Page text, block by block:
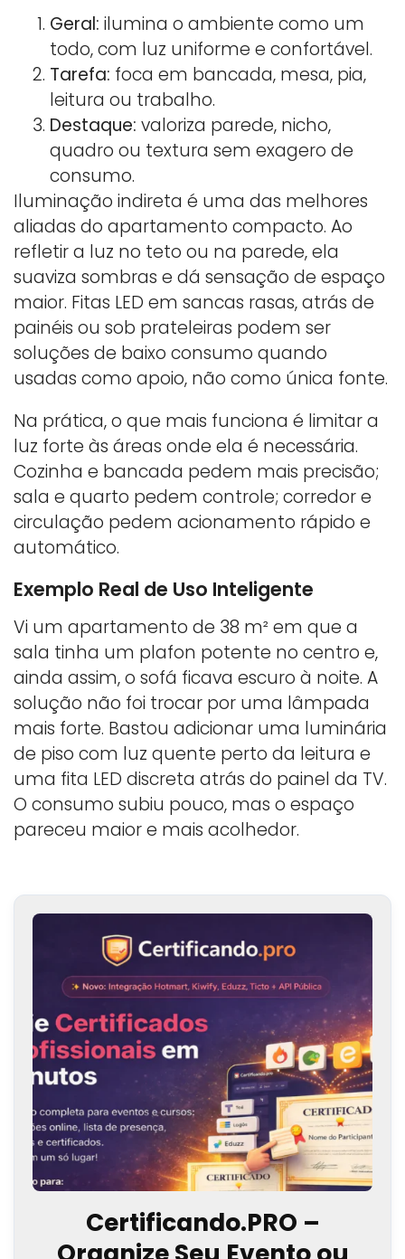
Geral: ilumina o ambiente como um
todo, com luz uniforme e confortável.
Tarefa: foca em bancada, mesa, pia,
leitura ou trabalho.
Destaque: valoriza parede, nicho,
quadro ou textura sem exagero de
consumo.
Iluminação indireta é uma das melhores
aliadas do apartamento compacto. Ao
refletir a luz no teto ou na parede, ela
suaviza sombras e dá sensação de espaço
maior. Fitas LED em sancas rasas, atrás de
painéis ou sob prateleiras podem ser
soluções de baixo consumo quando
usadas como apoio, não como única fonte.
Na prática, o que mais funciona é limitar a
luz forte às áreas onde ela é necessária.
Cozinha e bancada pedem mais precisão;
sala e quarto pedem controle; corredor e
circulação pedem acionamento rápido e
automático.
Exemplo Real de Uso Inteligente
Vi um apartamento de 38 m² em que a
sala tinha um plafon potente no centro e,
ainda assim, o sofá ficava escuro à noite. A
solução não foi trocar por uma lâmpada
mais forte. Bastou adicionar uma luminária
de piso com luz quente perto da leitura e
uma fita LED discreta atrás do painel da TV.
O consumo subiu pouco, mas o espaço
pareceu maior e mais acolhedor.
Certificando.PRO –